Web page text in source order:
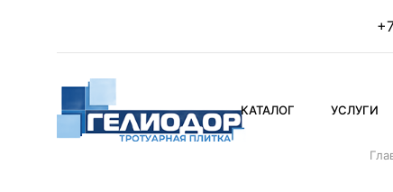
КАТАЛОГ УСЛУГИ